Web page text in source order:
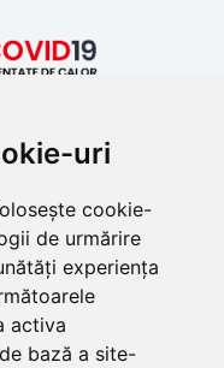
uri
cookie-
de urmărire
experiența
activa
bază a site-